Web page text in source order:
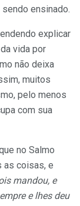
ensinado.
explicar
vida por
não deixa
muitos
pelo menos
com sua
no Salmo
as coisas, e
mandou, e
e lhes deu